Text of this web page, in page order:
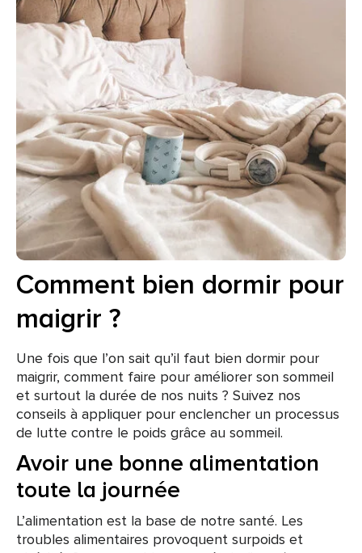
Comment bien dormir pour
maigrir ?
Une fois que l’on sait qu’il faut bien dormir pour
maigrir, comment faire pour améliorer son sommeil
et surtout la durée de nos nuits ? Suivez nos
conseils à appliquer pour enclencher un processus
de lutte contre le poids grâce au sommeil.
Avoir une bonne alimentation
toute la journée
L’alimentation est la base de notre santé. Les
troubles alimentaires provoquent surpoids et